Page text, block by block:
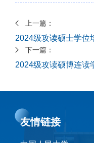
上一篇：
2024级攻读硕士学位
下一篇：
2024级攻读硕博连读
友情链接